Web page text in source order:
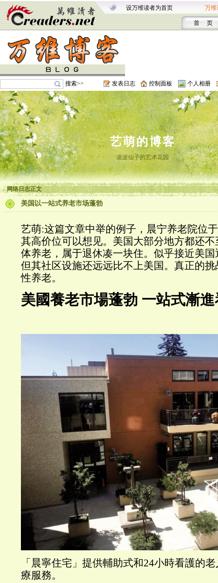
设万维读者为首页 万维
首 页
搜索>> 发表日志 控制面板 个人相册
艺萌的博客
凌波仙子的艺术花园
网络日志正文
美国以一站式养老市场蓬勃
艺萌:这篇文章中举的例子，晨宁养老院位
其高价位可以想见。美国大部分地方都还
体养老，属于退休凑一块住。似乎接近美
但其社区设施还远远比不上美国。真正的
性养老。
美國養老市場蓬勃 一站式漸
「晨寧住宅」提供輔助式和24小時看護的
療服務。